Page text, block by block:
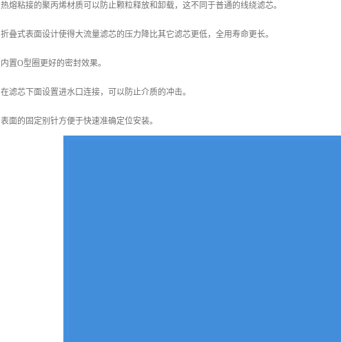
热熔粘接的聚丙烯材质可以防止颗粒释放和卸载，这不同于普通的线绕滤芯。
折叠式表面设计使得大流量滤芯的压力降比其它滤芯更低，全用寿命更长。
内置O型圈更好的密封效果。
在滤芯下面设置进水口连接，可以防止介质的冲击。
表面的固定别针方便于快速准确定位安装。